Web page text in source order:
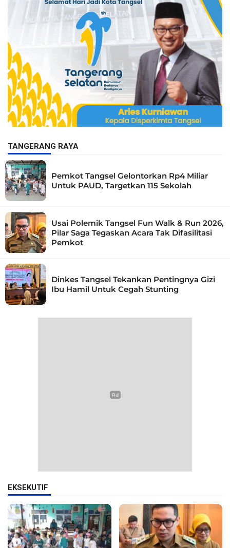
TANGERANG RAYA
Pemkot Tangsel Gelontorkan Rp4 Miliar
Untuk PAUD, Targetkan 115 Sekolah
Usai Polemik Tangsel Fun Walk & Run 2026,
Pilar Saga Tegaskan Acara Tak Difasilitasi
Pemkot
Dinkes Tangsel Tekankan Pentingnya Gizi
Ibu Hamil Untuk Cegah Stunting
EKSEKUTIF